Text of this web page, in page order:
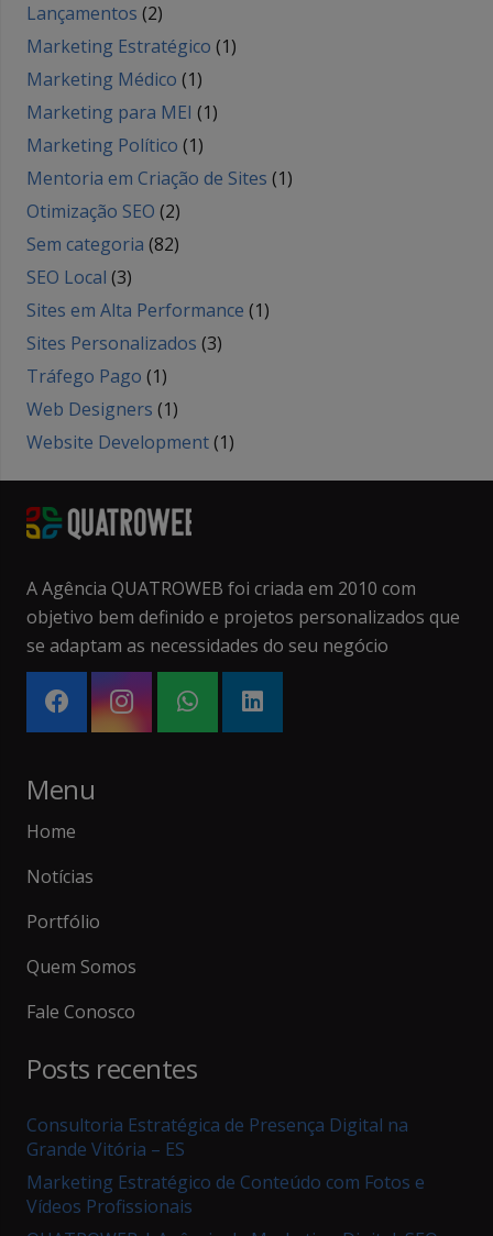
Lançamentos (2)
Marketing Estratégico (1)
Marketing Médico (1)
Marketing para MEI (1)
Marketing Político (1)
Mentoria em Criação de Sites (1)
Otimização SEO (2)
Sem categoria (82)
SEO Local (3)
Sites em Alta Performance (1)
Sites Personalizados (3)
Tráfego Pago (1)
Web Designers (1)
Website Development(1)
A Agência QUATROWEB foi criada em 2010 com
objetivo bem definido e projetos personalizados que
se adaptam as necessidades do seu negócio
Menu
Home
Notícias
Portfólio
Quem Somos
Fale Conosco
Posts recentes
Consultoria Estratégica de Presença Digital na
Grande Vitória – ES
Marketing Estratégico de Conteúdo com Fotos e
Vídeos Profissionais